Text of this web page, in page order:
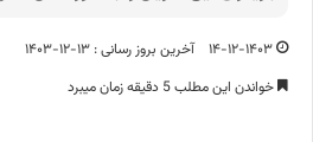
۱۴-۱۲-۱۴۰۳
آخرین بروز رسانی : ۱۳-۱۲-۱۴۰۳
خواندن این مطلب 5 دقیقه زمان میبرد